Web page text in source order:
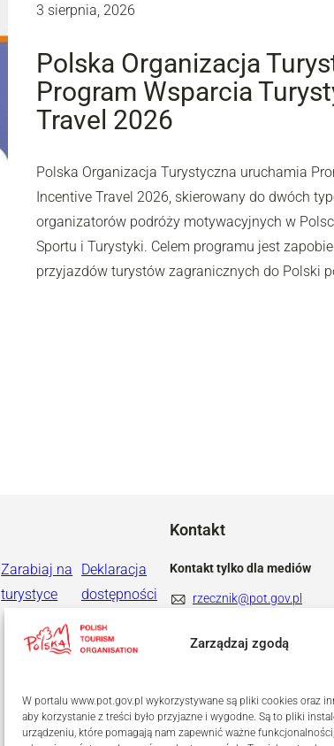
Zarządzaj zgodą
W portalu www.pot.gov.pl wykorzystywane są pliki cookies oraz
aby korzystanie z treści było przyjazne i wygodne. Są to pliki
urządzeniu, które pomagają nam zapewnić ważne
3 sierpnia, 2026
Polska Organizacja
Program Wsparcia
Travel 2026
Polska Organizacja Turystyczna uruchamia
Incentive Travel 2026, skierowany do dwóch
organizatorów podróży motywacyjnych w
Sportu i Turystyki. Celem programu jest
przyjazdów turystów zagranicznych do Polski
Zarabiaj na
turystyce
Deklaracja
dostępności
Kontakt
Kontakt tylko dla mediów
rzecznik@pot.gov.pl